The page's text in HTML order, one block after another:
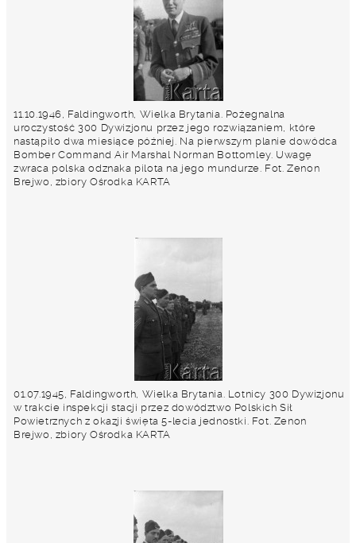
11.10.1946, Faldingworth, Wielka Brytania. Pożegnalna
uroczystość 300 Dywizjonu przez jego rozwiązaniem, które
nastąpiło dwa miesiące później. Na pierwszym planie dowódca
Bomber Command Air Marshal Norman Bottomley. Uwagę
zwraca polska odznaka pilota na jego mundurze. Fot. Zenon
Brejwo, zbiory Ośrodka KARTA
01.07.1945, Faldingworth, Wielka Brytania. Lotnicy 300 Dywizjonu
w trakcie inspekcji stacji przez dowództwo Polskich Sił
Powietrznych z okazji święta 5-lecia jednostki. Fot. Zenon
Brejwo, zbiory Ośrodka KARTA